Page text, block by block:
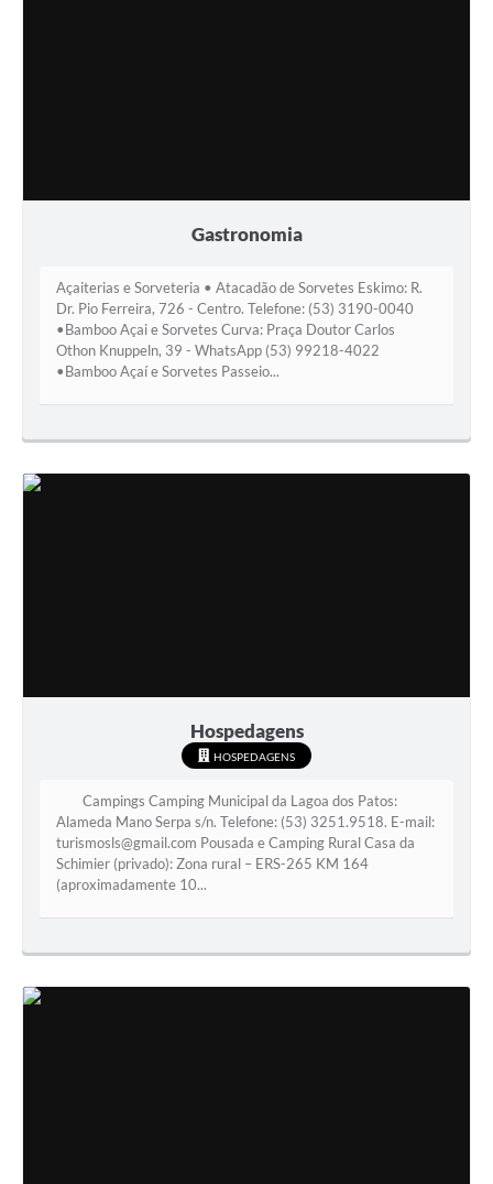
Gastronomia
Açaiterias e Sorveteria • Atacadão de Sorvetes Eskimo: R.
Dr. Pio Ferreira, 726 - Centro. Telefone: (53) 3190-0040
•Bamboo Açai e Sorvetes Curva: Praça Doutor Carlos
Othon Knuppeln, 39 - WhatsApp (53) 99218-4022
•Bamboo Açaí e Sorvetes Passeio...
Hospedagens
HOSPEDAGENS
Campings Camping Municipal da Lagoa dos Patos:
Alameda Mano Serpa s/n. Telefone: (53) 3251.9518. E-mail:
turismosls@gmail.com Pousada e Camping Rural Casa da
Schimier (privado): Zona rural – ERS-265 KM 164
(aproximadamente 10...